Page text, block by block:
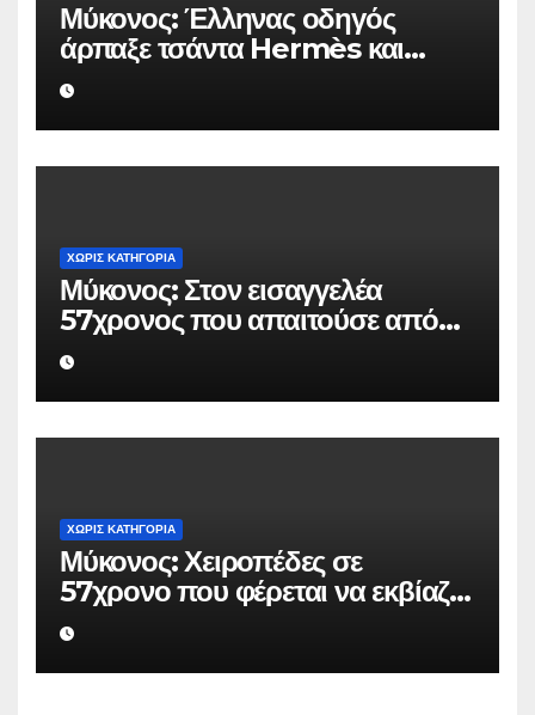
Μύκονος: Έλληνας οδηγός
άρπαξε τσάντα Hermès και
Rolex αξίας 75.000 ευρώ από
Ουκρανό τουρίστα
ΧΩΡΊΣ ΚΑΤΗΓΟΡΊΑ
Μύκονος: Στον εισαγγελέα
57χρονος που απαιτούσε από
επιχειρηματία 80.000 ευρώ για
να μην κάνει καταγγελίες σε
βάρος του
ΧΩΡΊΣ ΚΑΤΗΓΟΡΊΑ
Μύκονος: Χειροπέδες σε
57χρονο που φέρεται να εκβίαζε
επιχείρηση για να «θάψει»
ψευδείς καταγγελίες – Η παγίδα
που του έστησε η ΕΛ.ΑΣ.